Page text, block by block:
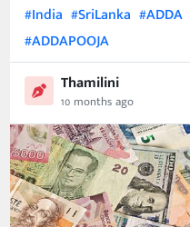
#India #SriLanka #ADDA
#ADDAPOOJA
Thamilini
10 months ago